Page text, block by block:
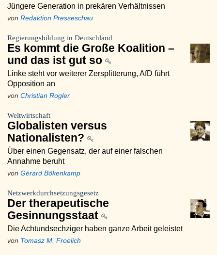
Jüngere Generation in prekären Verhältnissen
von Redaktion Presseschau
Regierungsbildung in Deutschland
Es kommt die Große Koalition –
und das ist gut so
Linke steht vor weiterer Zersplitterung, AfD führt
Opposition an
von Christian Rogler
Weltwirtschaft
Globalisten versus
Nationalisten?
Über einen Gegensatz, der auf einer falschen
Annahme beruht
von Gérard Bökenkamp
Netzwerkdurchsetzungsgesetz
Der therapeutische
Gesinnungsstaat
Die Achtundsechziger haben ganze Arbeit geleistet
von Tomasz M. Froelich